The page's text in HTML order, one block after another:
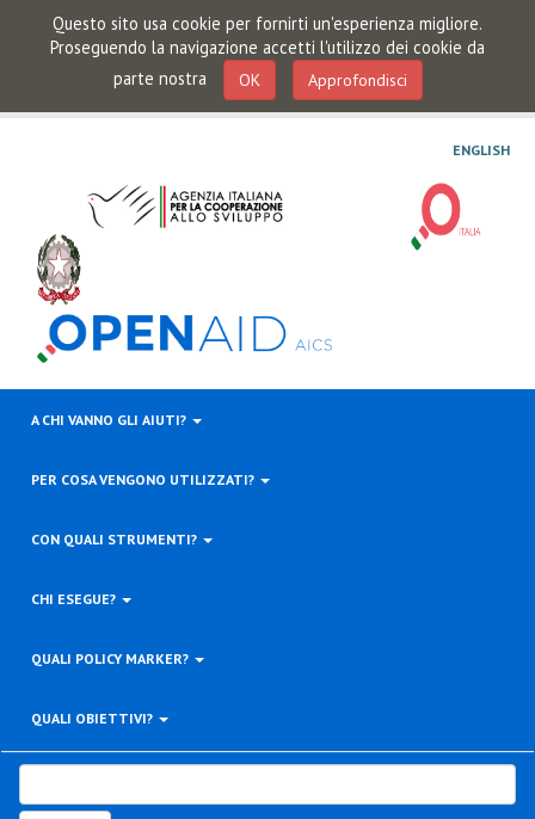
Questo sito usa cookie per fornirti un'esperienza migliore.
Proseguendo la navigazione accetti l'utilizzo dei cookie da
parte nostra
OK Approfondisci
ENGLISH
A CHI VANNO GLI AIUTI?
PER COSA VENGONO UTILIZZATI?
CON QUALI STRUMENTI?
CHI ESEGUE?
QUALI POLICY MARKER?
QUALI OBIETTIVI?